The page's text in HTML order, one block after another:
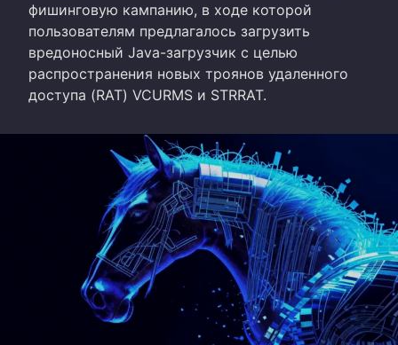
фишинговую кампанию, в ходе которой
пользователям предлагалось загрузить
вредоносный Java-загрузчик с целью
распространения новых троянов удаленного
доступа (RAT) VCURMS и STRRAT.